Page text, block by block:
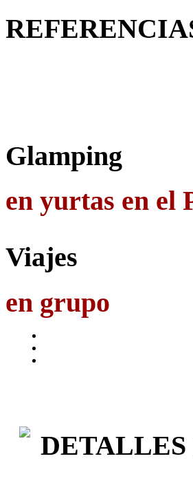
Glamping
en yurtas en el
Viajes
en grupo
DETALLES